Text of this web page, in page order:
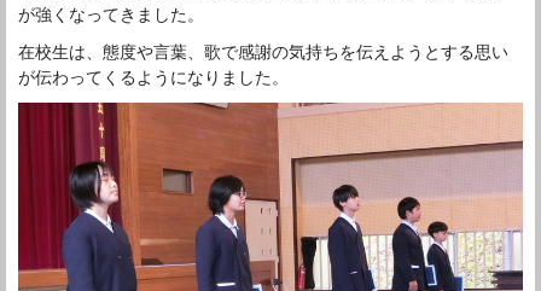
が強くなってきました。
在校生は、態度や言葉、歌で感謝の気持ちを伝えようとする思い
が伝わってくるようになりました。